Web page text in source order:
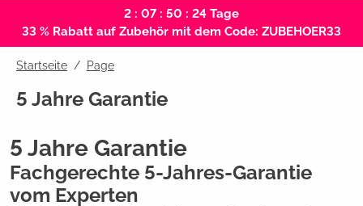
2 : 07 : 50 : 24 Tage
33 % Rabatt auf Zubehör mit dem Code: ZUBEHOER33
Startseite Page
5 Jahre Garantie
5 Jahre Garantie
Fachgerechte 5-Jahres-Garantie
vom Experten